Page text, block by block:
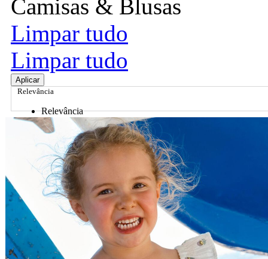
Camisas & Blusas
Limpar tudo
Limpar tudo
Aplicar
Relevância
Relevância
Preço Crescente
Preço Decrescente
Nome do Produto A - Z
Nome do Produto Z - A
Ordenar por
Relevância
Relevância
Preço Crescente
Preço Decrescente
Nome do Produto A - Z
Nome do Produto Z - A